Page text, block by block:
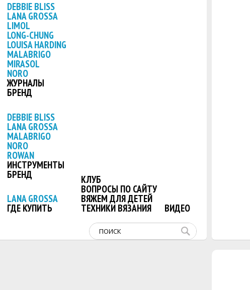
DEBBIE BLISS
LANA GROSSA
LIMOL
LONG-CHUNG
LOUISA HARDING
MALABRIGO
MIRASOL
NORO
ЖУРНАЛЫ
БРЕНД
DEBBIE BLISS
LANA GROSSA
MALABRIGO
NORO
ROWAN
ИНСТРУМЕНТЫ
БРЕНД
LANA GROSSA
ГДЕ КУПИТЬ
КЛУБ
ВОПРОСЫ ПО САЙТУ
ВЯЖЕМ ДЛЯ ДЕТЕЙ
ТЕХНИКИ ВЯЗАНИЯ ВИДЕО